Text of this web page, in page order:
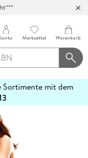
Merkzettel Warenkorb
mit dem